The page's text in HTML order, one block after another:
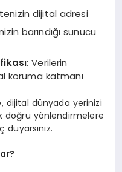
dijital adresi
barındığı sunucu
: Verilerin
koruma katmanı
dijital dünyada yerinizi
doğru yönlendirmelere